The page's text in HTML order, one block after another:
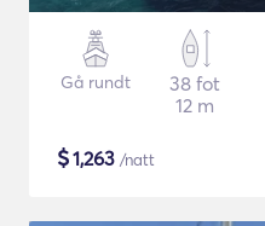
Gå rundt
38 fot
12 m
$1,263 /natt